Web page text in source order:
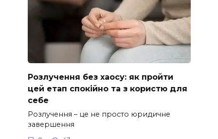
Розлучення без хаосу: як пройти
цей етап спокійно та з користю для
себе
Розлучення – це не просто юридичне
завершення